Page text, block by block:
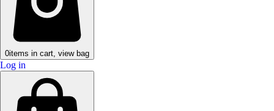
0items in cart, view bag
Log in